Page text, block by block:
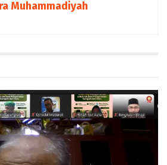
Muhammadiyah